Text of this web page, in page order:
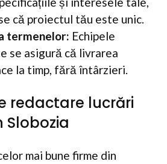
că proiectul tău este unic.
termenelor: Echipele
se asigură că livrarea
la timp, fără întârzieri.
redactare lucrări
Slobozia
mai bune firme din